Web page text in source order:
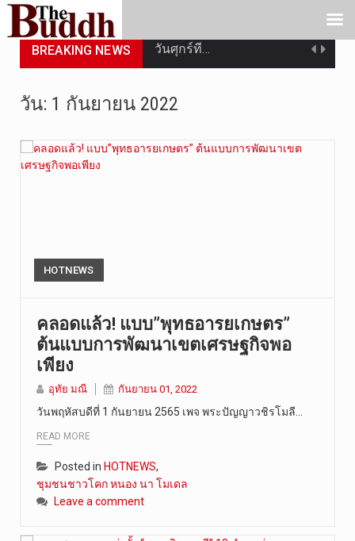
BREAKING NEWS
วันที่ 7 ส…
เมื่อวันที…
เมื่อวันที…
การประกาศใ…
วัน: 1 กันยายน 2022
HOTNEWS
คลอดแล้ว! แบบ”พุทธอารยเกษตร”
ต้นแบบการพัฒนาเขตเศรษฐกิจพอ
เพียง
อุทัย มณี กันยายน 01, 2022
วันพฤหัสบดีที่ 1 กันยายน 2565 เพจ พระปัญญาวชิรโมลี…
READ MORE
Posted in HOTNEWS,
ชุมชนชาวโคก หนอง นา โมเดล
Leave a comment